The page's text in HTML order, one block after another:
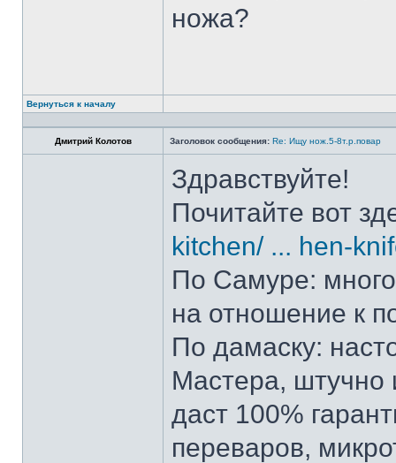
ножа?
Вернуться к началу
Дмитрий Колотов Заголовок сообщения: Re: Ищу нож.5-8т.р.повар
Здравствуйте!
Почитайте вот
kitchen/ ... hen-
По Самуре: много
на отношение к
По дамаску:
Мастера, штучно
даст 100%
переваров,